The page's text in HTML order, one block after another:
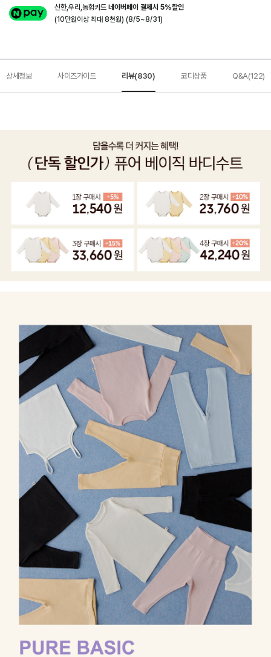
신한,우리,농협카드네이버페이 결제시 5%할인
(10만원이상 최대 8천원) (8/5~8/31)
상세정보 사이즈가이드 리뷰(830) 코디상품 Q&A(122)